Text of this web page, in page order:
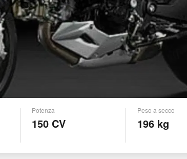
Potenza
150 CV
Peso a secco
196 kg